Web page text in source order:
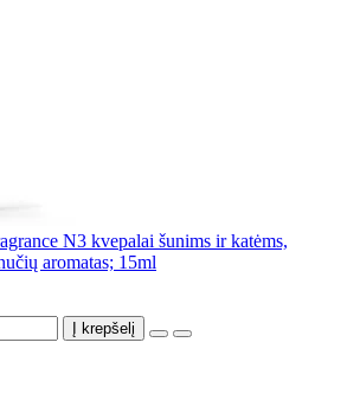
N3 kvepalai šunims ir katėms,
aromatas; 15ml
Į krepšelį